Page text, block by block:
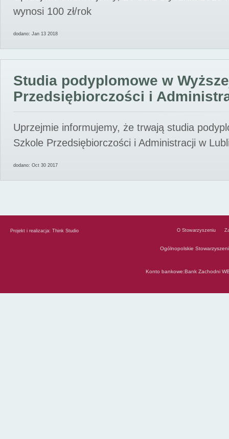
wynosi 100 zł/rok
dodano: Jan 13 2018
Studia podyplomowe w
Przedsiębiorczości i
Uprzejmie informujemy, że trwają studia
Szkole Przedsiębiorczości i Administracji w
dodano: Oct 30 2017
Projekt i realizacja: Think Studio O Stowarzyszeniu
Ogólnopolskie
Konto bankowe:Bank Zachodni